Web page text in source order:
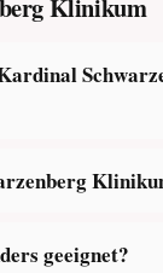
Klinikum
geeignet?